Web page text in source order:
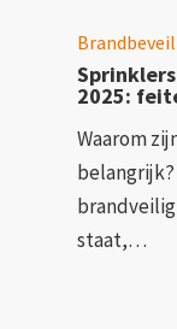
2025:
Waarom
staat,…